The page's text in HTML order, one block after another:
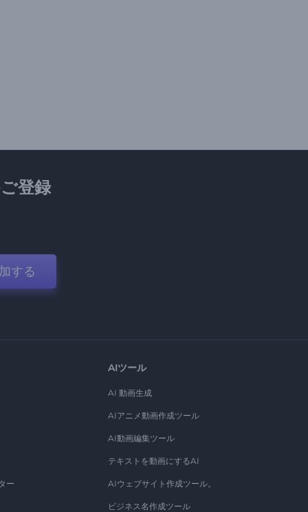
登録
する
ー
AIツール
AI 動画生成
AIアニメ動画作成ツール
AI動画編集ツール
テキストを動画にするAI
AIウェブサイト作成ツール。
ビジネス名作成ツール